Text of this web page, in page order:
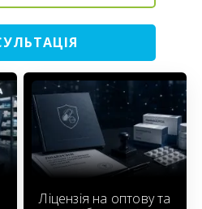
Ліцензія на оптову та